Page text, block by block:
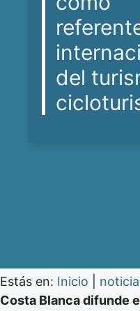
del
Estás en: Inicio
Costa Blanca difunde